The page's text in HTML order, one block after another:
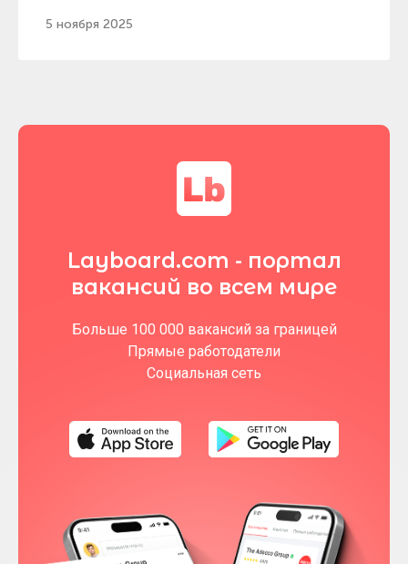
5 ноября 2025
Layboard.com - портал
вакансий во всем мире
Больше 100 000 вакансий за границей
Прямые работодатели
Социальная сеть